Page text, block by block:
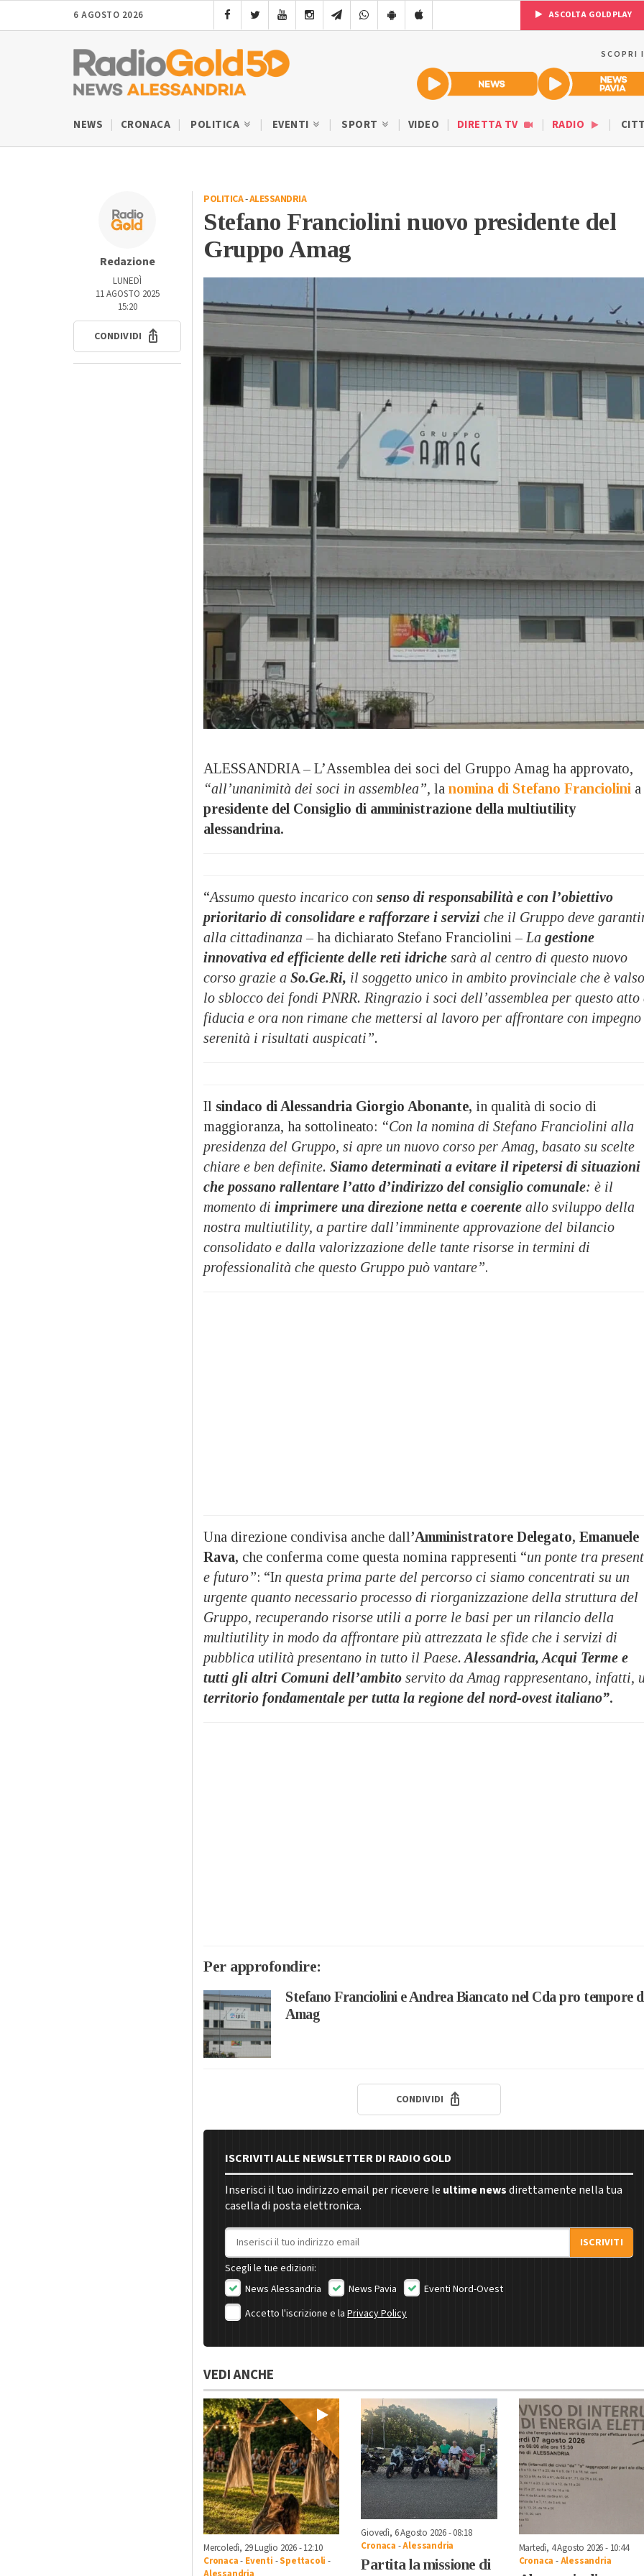
6 AGOSTO 2026 ASCOLTA GOLDPLAY
SCOPRI
NEWS CRONACA POLITICA EVENTI SPORT VIDEO DIRETTA TV RADIO
Redazione
LUNEDÌ
11 AGOSTO 2025
15:20
CONDIVIDI
POLITICA-ALESSANDRIA
Stefano Franciolini nuovo presidente del
Gruppo Amag
ALESSANDRIA – L’Assemblea dei soci del Gruppo Amag ha approvato,
“all’unanimità dei soci in assemblea”, la nomina di Stefano Franciolini a
presidente del Consiglio di amministrazione della multiutility
alessandrina.
“Assumo questo incarico con senso di responsabilità e con l’obiettivo
prioritario di consolidare e rafforzare i servizi che il Gruppo deve
alla cittadinanza – ha dichiarato Stefano Franciolini – La gestione
innovativa ed efficiente delle reti idriche sarà al centro di questo nuovo
corso grazie a So.Ge.Ri, il soggetto unico in ambito provinciale che è valso
lo sblocco dei fondi PNRR. Ringrazio i soci dell’assemblea per questo atto
fiducia e ora non rimane che mettersi al lavoro per affrontare con impegno
serenità i risultati auspicati”.
Il sindaco di Alessandria Giorgio Abonante, in qualità di socio di
maggioranza, ha sottolineato: “Con la nomina di Stefano Franciolini alla
presidenza del Gruppo, si apre un nuovo corso per Amag, basato su scelte
chiare e ben definite. Siamo determinati a evitare il ripetersi di situazioni
che possano rallentare l’atto d’indirizzo del consiglio comunale: è il
momento di imprimere una direzione netta e coerente allo sviluppo della
nostra multiutility, a partire dall’imminente approvazione del bilancio
consolidato e dalla valorizzazione delle tante risorse in termini di
professionalità che questo Gruppo può vantare”.
Una direzione condivisa anche dall’Amministratore Delegato, Emanuele
Rava, che conferma come questa nomina rappresenti “un ponte tra
e futuro”: “In questa prima parte del percorso ci siamo concentrati su un
urgente quanto necessario processo di riorganizzazione della struttura del
Gruppo, recuperando risorse utili a porre le basi per un rilancio della
multiutility in modo da affrontare più attrezzata le sfide che i servizi di
pubblica utilità presentano in tutto il Paese. Alessandria, Acqui Terme e
tutti gli altri Comuni dell’ambito servito da Amag rappresentano, infatti,
territorio fondamentale per tutta la regione del nord-ovest italiano”.
Per approfondire:
Stefano Franciolini e Andrea Biancato nel Cda pro tempore
Amag
CONDIVIDI
ISCRIVITI ALLE NEWSLETTER DI RADIO GOLD
Inserisci il tuo indirizzo email per ricevere le ultime newsdirettamente nella tua
casella di posta elettronica.
Indirizzo email
ISCRIVITI
Scegli le tue edizioni:
News Alessandria
News Pavia
Eventi Nord-Ovest
Accetto l'iscrizione e la Privacy Policy
VEDI ANCHE
Mercoledì, 29 Luglio 2026 - 12:10
Cronaca- Eventi -Spettacoli -
Giovedì, 6 Agosto 2026 - 08:18
Cronaca -Alessandria
Partita la missione di
Martedì, 4 Agosto 2026 - 10:44
Cronaca -Alessandria